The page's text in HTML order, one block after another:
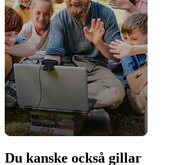
Du kanske också gillar